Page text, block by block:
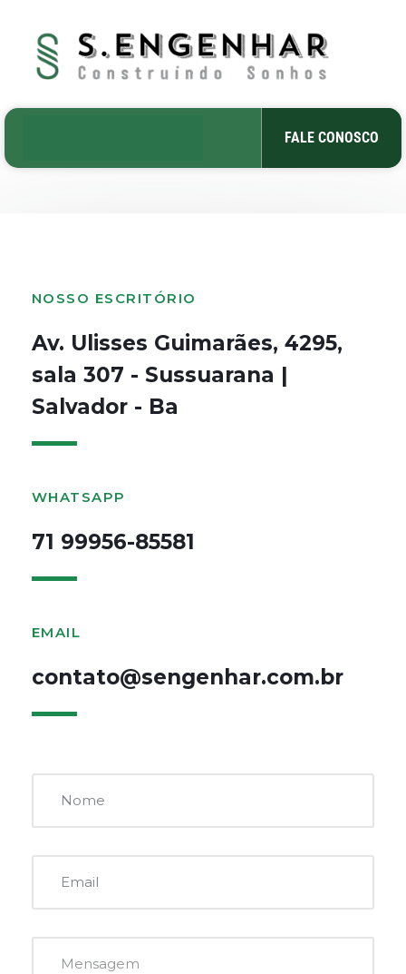
FALE CONOSCO
NOSSO ESCRITÓRIO
Av. Ulisses Guimarães, 4295,
sala 307 - Sussuarana |
Salvador - Ba
WHATSAPP
71 99956-85581
EMAIL
contato@sengenhar.com.br